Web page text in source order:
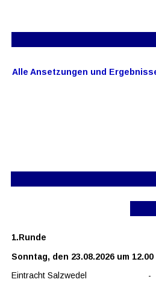
1.Runde
Sonntag, den 23.08.2026 um 12.00
Eintracht Salzwedel
-
Alle Ansetzungen und